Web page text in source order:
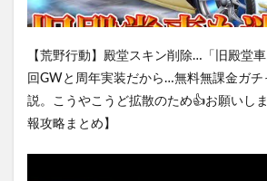
【荒野行動】殿堂スキン削除…「旧殿堂
回GWと周年実装だから…無料無課金ガチ
説。こうやこうど拡散のため👍お願いし
報攻略まとめ】